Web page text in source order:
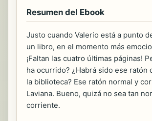
Resumen del Ebook
Justo cuando Valerio está a punto
un libro, en el momento más
¡Faltan las cuatro últimas páginas!
ha ocurrido? ¿Habrá sido ese ratón
la biblioteca? Ese ratón normal y
Laviana. Bueno, quizá no sea tan
corriente.